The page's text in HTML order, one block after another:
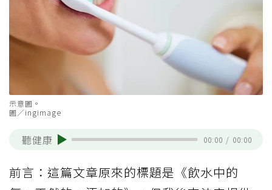
示意圖。
圖／ingimage
聽健康 00:00 / 00:00
前言：這篇文章原來的標題是《飲水中的